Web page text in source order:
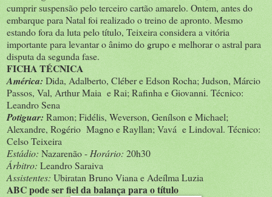
cumprir suspensão pelo terceiro cartão amarelo. Ontem, antes do
embarque para Natal foi realizado o treino de apronto. Mesmo
estando fora da luta pelo título, Teixeira considera a vitória
importante para levantar o ânimo do grupo e melhorar o astral para
disputa da segunda fase.
FICHA TÉCNICA
América: Dida, Adalberto, Cléber e Edson Rocha; Judson, Márcio
Passos, Val, Arthur Maia e Rai; Rafinha e Giovanni. Técnico:
Leandro Sena
Potiguar: Ramon; Fidélis, Weverson, Genílson e Michael;
Alexandre, Rogério Magno e Rayllan; Vavá e Lindoval. Técnico:
Celso Teixeira
Estádio: Nazarenão - Horário: 20h30
Árbitro: Leandro Saraiva
Assistentes: Ubiratan Bruno Viana e Adeílma Luzia
ABC pode ser fiel da balança para o título